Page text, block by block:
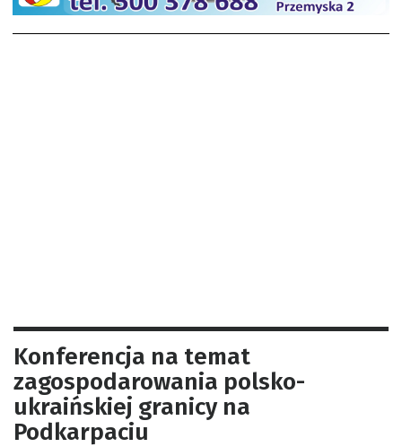
Konferencja na temat
zagospodarowania polsko-
ukraińskiej granicy na
Podkarpaciu